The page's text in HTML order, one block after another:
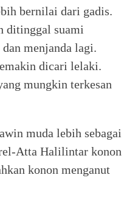
bernilai dari gadis.
ditinggal suami
menjanda lagi.
dicari lelaki.
mungkin terkesan
muda lebih sebagai
Atta Halilintar konon
konon menganut